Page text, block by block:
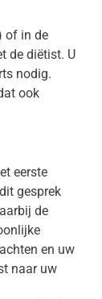
of in de
de diëtist. U
nodig.
ook
eerste
gesprek
de
en uw
naar uw